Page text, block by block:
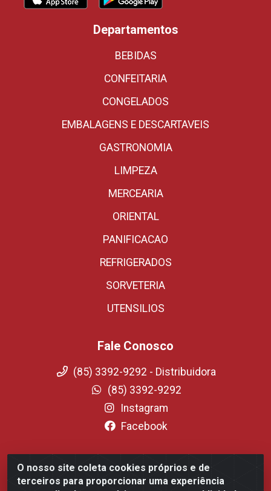
O nosso site coleta cookies próprios e de
terceiros para proporcionar uma experiência
Departamentos
BEBIDAS
CONFEITARIA
CONGELADOS
EMBALAGENS E DESCARTAVEIS
GASTRONOMIA
LIMPEZA
MERCEARIA
ORIENTAL
PANIFICACAO
REFRIGERADOS
SORVETERIA
UTENSILIOS
Fale Conosco
(85) 3392-9292 - Distribuidora
(85) 3392-9292
Instagram
Facebook
Fortali Distribuidora de Alimentos LTDA - Avenida
Tomaz Coelho, 1268 - Messejana, Fortaleza/CE - CEP